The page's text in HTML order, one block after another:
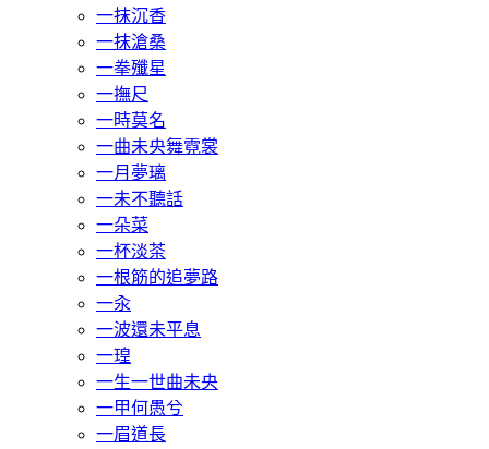
一抹沉香
一抹滄桑
一拳殲星
一撫尺
一時莫名
一曲未央舞霓裳
一月夢璃
一未不聽話
一朵菜
一杯淡茶
一根筋的追夢路
一汆
一波還未平息
一瑝
一生一世曲未央
一甲何愚兮
一眉道長